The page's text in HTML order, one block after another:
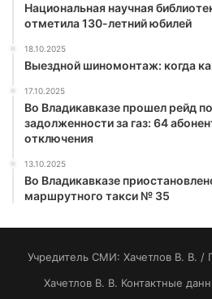
Национальная научная
отметила 130-летний юбилей
18.10.2025
Выездной шиномонтаж: когда
17.10.2025
Во Владикавказе прошел рейд
задолженности за газ: 64
отключения
13.10.2025
Во Владикавказе
маршрутного такси № 35
Учредитель СМИ: Хaчeтлoв B. B.
Хaчeтлoв B. B. Контактные